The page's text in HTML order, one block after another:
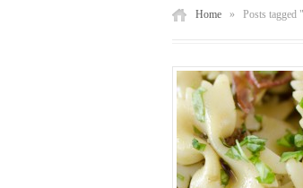
Home » Posts tagged